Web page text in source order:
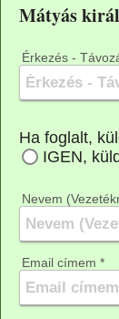
Mátyás
Érkezés -
Nevem
Email címem *